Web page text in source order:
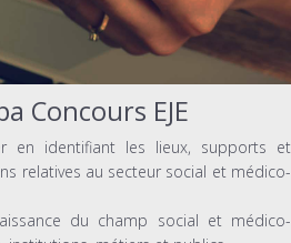
Concours EJE
en identifiant les lieux, supports et
relatives au secteur social et médico-
du champ social et médico-